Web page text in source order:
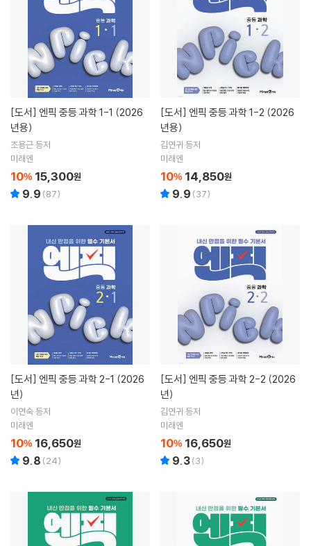
[도서]
년용)
조용근 등저
미래엔
10% 15,300원
9.9 (87)
[도서]
년용)
김연귀 등저
미래엔
10% 14,850원
9.9 (37)
[도서]
년)
이연숙 등저
미래엔
10% 16,650원
9.8 (24)
[도서]
년)
김연귀 등저
미래엔
10% 16,650원
9.3(3)